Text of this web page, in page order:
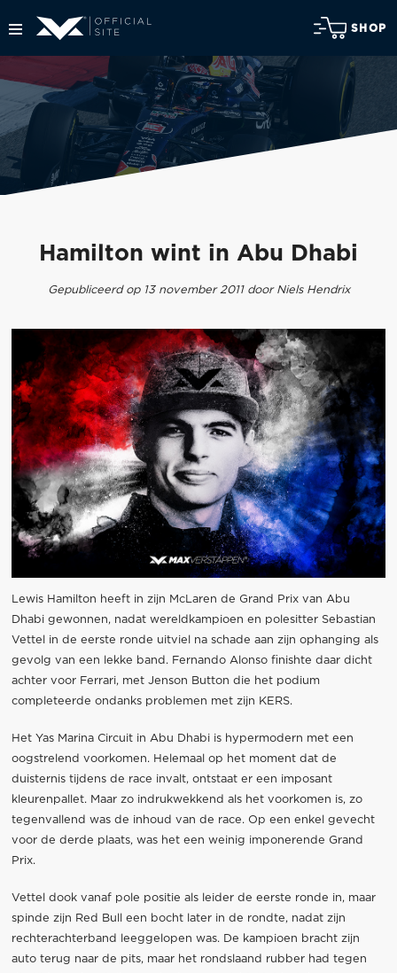
SHOP
Hamilton wint in Abu Dhabi
Gepubliceerd op 13 november 2011 door Niels Hendrix
Lewis Hamilton heeft in zijn McLaren de Grand Prix van Abu
Dhabi gewonnen, nadat wereldkampioen en polesitter Sebastian
Vettel in de eerste ronde uitviel na schade aan zijn ophanging als
gevolg van een lekke band. Fernando Alonso finishte daar dicht
achter voor Ferrari, met Jenson Button die het podium
completeerde ondanks problemen met zijn KERS.
Het Yas Marina Circuit in Abu Dhabi is hypermodern met een
oogstrelend voorkomen. Helemaal op het moment dat de
duisternis tijdens de race invalt, ontstaat er een imposant
kleurenpallet. Maar zo indrukwekkend als het voorkomen is, zo
tegenvallend was de inhoud van de race. Op een enkel gevecht
voor de derde plaats, was het een weinig imponerende Grand
Prix.
Vettel dook vanaf pole positie als leider de eerste ronde in, maar
spinde zijn Red Bull een bocht later in de rondte, nadat zijn
rechterachterband leeggelopen was. De kampioen bracht zijn
auto terug naar de pits, maar het rondslaand rubber had tegen